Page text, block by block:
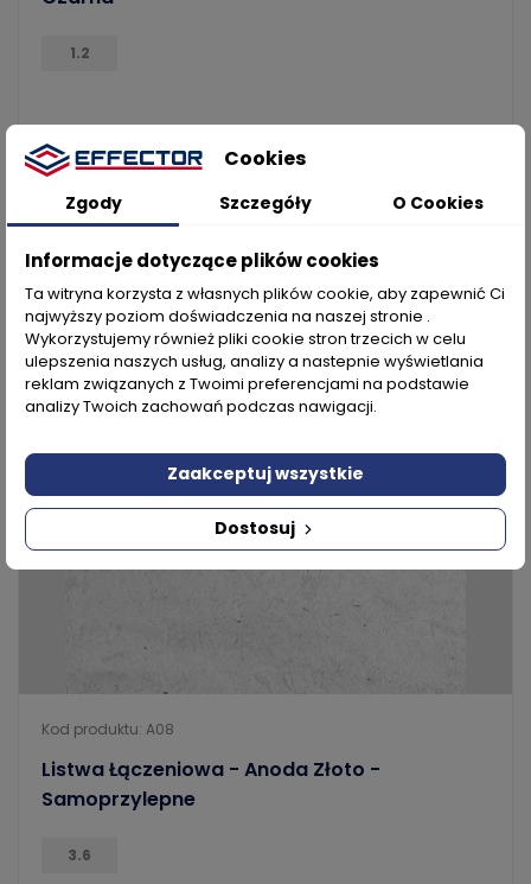
1.2
37,70 zł
Brak na stanie
Kod produktu: A08
Listwa Łączeniowa - Anoda Złoto -
Samoprzylepne
3.6
NOWY BRAK NA STANIE
Cookies
Zgody Szczegóły O Cookies
Informacje dotyczące plików cookies
Ta witryna korzysta z własnych plików cookie, aby zapewnić Ci
najwyższy poziom doświadczenia na naszej stronie .
Wykorzystujemy również pliki cookie stron trzecich w celu
ulepszenia naszych usług, analizy a nastepnie wyświetlania
reklam związanych z Twoimi preferencjami na podstawie
analizy Twoich zachowań podczas nawigacji.
Dostosuj
Zaakceptuj wszystkie